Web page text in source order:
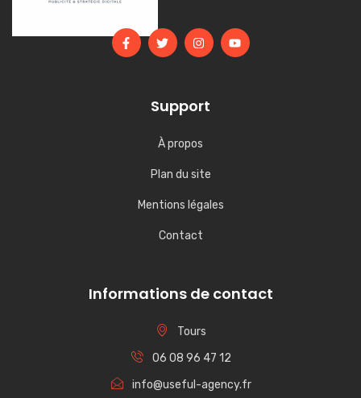
Support
À propos
Plan du site
Mentions légales
Contact
Informations de contact
Tours
06 08 96 47 12
info@useful-agency.fr